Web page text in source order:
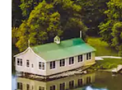
as seta para